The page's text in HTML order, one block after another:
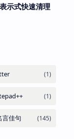
示式快速清理